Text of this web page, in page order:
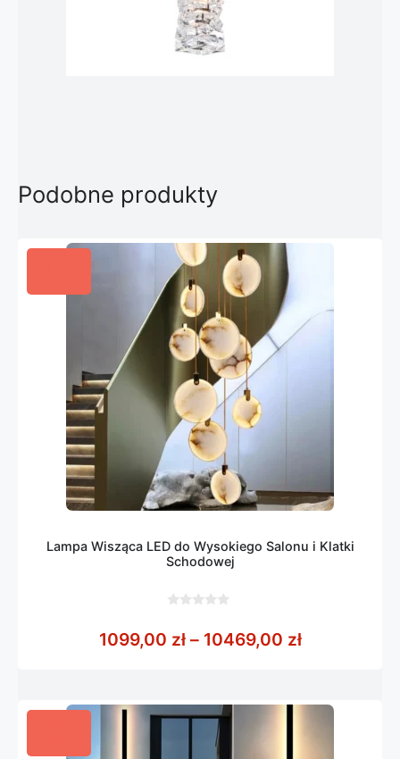
Podobne produkty
Lampa Wisząca LED do Wysokiego Salonu i Klatki
Schodowej
5
1099,00 zł – 10469,00 złZakres